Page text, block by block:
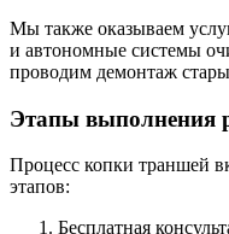
Мы также оказываем
и автономные системы
проводим демонтаж
Этапы выполнения
Процесс копки траншей
этапов:
Бесплатная